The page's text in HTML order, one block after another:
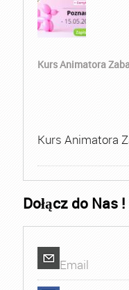
Kurs Animatora
Kurs Animatora
Dołącz do Nas !
Email